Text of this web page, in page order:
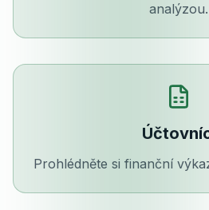
analýzou.
Prohlédněte si finanční